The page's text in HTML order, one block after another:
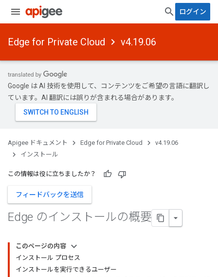
ログイン
Edge for Private Cloud v4.19.06
Google は AI 技術を使用して、コンテンツをご希望の言語に翻訳し
ています。AI 翻訳には誤りが含まれる場合があります。
Apigee ドキュメント Edge for Private Cloud
v4.19.06
インストール
この情報は役に立ちましたか？
フィードバックを送信
Edge のインストールの概要
このページの内容
インストール プロセス
インストールを実行できるユーザー